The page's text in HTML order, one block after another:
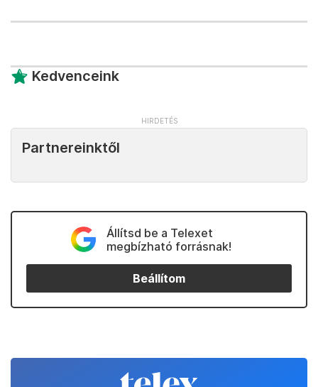
Kedvenceink
Partnereinktől
Állítsd be a Telexet
megbízható forrásnak!
Beállítom